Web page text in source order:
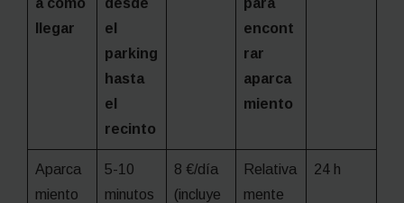
llegar
el
parking
hasta
el
recinto
encont
rar
aparca
miento
Aparca
miento
5-10
minutos
8 €/día
(incluye
Relativa
mente
24 h